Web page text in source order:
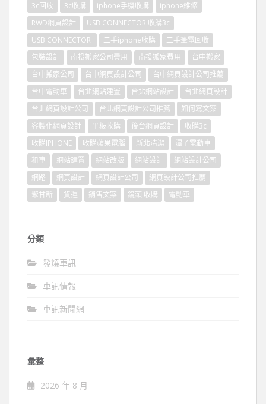
3c回收 3c收購 iphone手機收購
iphone維修
RWD網頁設計
USB CONNECTOR.收購3c
USB CONNECTOR
二手iphone收購
二手筆電回收
包裝設計
南投搬家公司費用 南投搬家費用
台中搬家
台中搬家公司
台中網頁設計公司
台中網頁設計公司推薦
台中電動車
台北網站建置 台北網站設計
台北網頁設計
台北網頁設計公司
台北網頁設計公司推薦
如何寫文案
客製化網頁設計
平板收購 後台網頁設計
收購3c
收購IPHONE
收購蘋果電腦 新北清潔
潭子電動車
租車
網站建置 網站改版 網站設計
網站設計公司
網路
網頁設計 網頁設計公司
網頁設計公司推薦
聚甘新
貨運 銷售文案 鏡頭 收購 電動車
分類
發燒車訊
車訊情報
車訊新聞網
彙整
2026 年 8 月